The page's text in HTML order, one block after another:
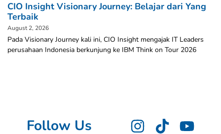
CIO Insight Visionary Journey: Belajar dari Yang
Terbaik
August 2, 2026
Pada Visionary Journey kali ini, CIO Insight mengajak IT Leaders
perusahaan Indonesia berkunjung ke IBM Think on Tour 2026
Follow Us